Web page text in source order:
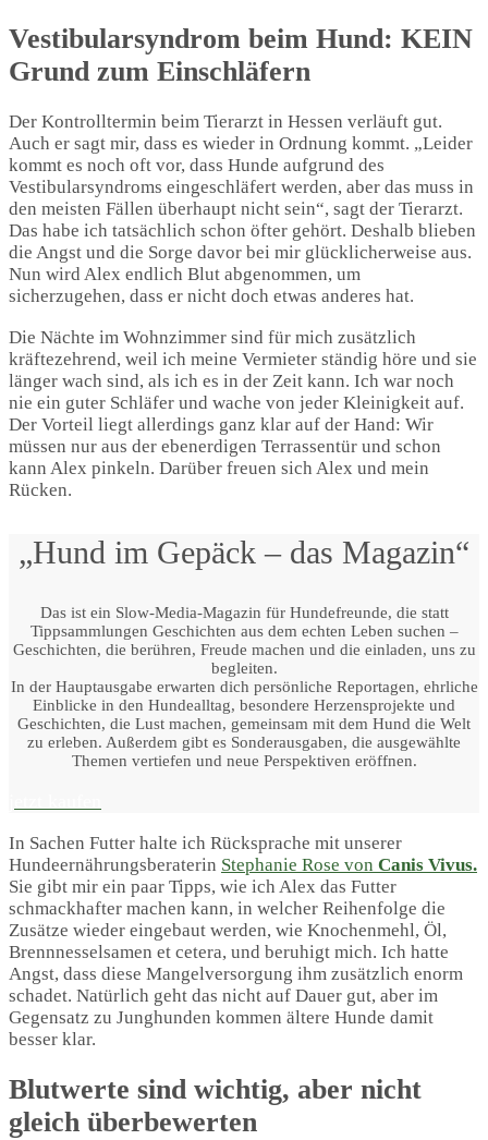
Vestibularsyndrom beim Hund: KEIN
Grund zum Einschläfern
Der Kontrolltermin beim Tierarzt in Hessen verläuft gut.
Auch er sagt mir, dass es wieder in Ordnung kommt. „Leider
kommt es noch oft vor, dass Hunde aufgrund des
Vestibularsyndroms eingeschläfert werden, aber das muss in
den meisten Fällen überhaupt nicht sein“, sagt der Tierarzt.
Das habe ich tatsächlich schon öfter gehört. Deshalb blieben
die Angst und die Sorge davor bei mir glücklicherweise aus.
Nun wird Alex endlich Blut abgenommen, um
sicherzugehen, dass er nicht doch etwas anderes hat.
Die Nächte im Wohnzimmer sind für mich zusätzlich
kräftezehrend, weil ich meine Vermieter ständig höre und sie
länger wach sind, als ich es in der Zeit kann. Ich war noch
nie ein guter Schläfer und wache von jeder Kleinigkeit auf.
Der Vorteil liegt allerdings ganz klar auf der Hand: Wir
müssen nur aus der ebenerdigen Terrassentür und schon
kann Alex pinkeln. Darüber freuen sich Alex und mein
Rücken.
„Hund im Gepäck – das Magazin“
Das ist ein Slow-Media-Magazin für Hundefreunde, die statt
Tippsammlungen Geschichten aus dem echten Leben suchen –
Geschichten, die berühren, Freude machen und die einladen, uns zu
begleiten.
In der Hauptausgabe erwarten dich persönliche Reportagen, ehrliche
Einblicke in den Hundealltag, besondere Herzensprojekte und
Geschichten, die Lust machen, gemeinsam mit dem Hund die Welt
zu erleben. Außerdem gibt es Sonderausgaben, die ausgewählte
Themen vertiefen und neue Perspektiven eröffnen.
In Sachen Futter halte ich Rücksprache mit unserer
Hundeernährungsberaterin Stephanie Rose von Canis Vivus.
Sie gibt mir ein paar Tipps, wie ich Alex das Futter
schmackhafter machen kann, in welcher Reihenfolge die
Zusätze wieder eingebaut werden, wie Knochenmehl, Öl,
Brennnesselsamen et cetera, und beruhigt mich. Ich hatte
Angst, dass diese Mangelversorgung ihm zusätzlich enorm
schadet. Natürlich geht das nicht auf Dauer gut, aber im
Gegensatz zu Junghunden kommen ältere Hunde damit
besser klar.
Blutwerte sind wichtig, aber nicht
gleich überbewerten